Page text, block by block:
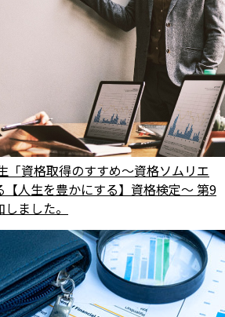
「資格取得のすすめ〜資格ソムリエ
【人生を豊かにする】資格検定～ 第9
ました。